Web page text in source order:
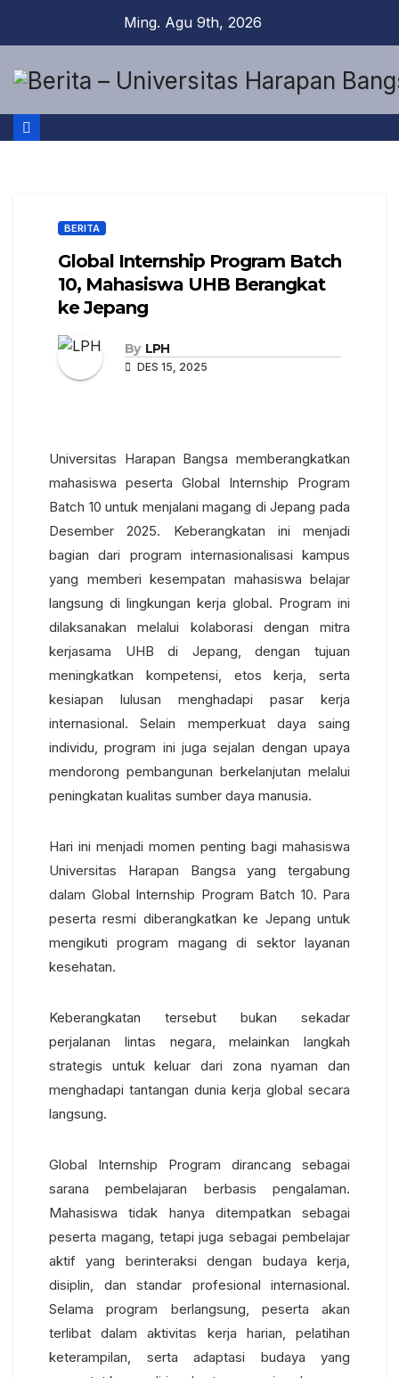
Ming. Agu 9th, 2026
BERITA
Global Internship Program Batch
10, Mahasiswa UHB Berangkat
ke Jepang
By LPH
DES 15, 2025
Universitas Harapan Bangsa memberangkatkan
mahasiswa peserta Global Internship Program
Batch 10 untuk menjalani magang di Jepang pada
Desember 2025. Keberangkatan ini menjadi
bagian dari program internasionalisasi kampus
yang memberi kesempatan mahasiswa belajar
langsung di lingkungan kerja global. Program ini
dilaksanakan melalui kolaborasi dengan mitra
kerjasama UHB di Jepang, dengan tujuan
meningkatkan kompetensi, etos kerja, serta
kesiapan lulusan menghadapi pasar kerja
internasional. Selain memperkuat daya saing
individu, program ini juga sejalan dengan upaya
mendorong pembangunan berkelanjutan melalui
peningkatan kualitas sumber daya manusia.
Hari ini menjadi momen penting bagi mahasiswa
Universitas Harapan Bangsa yang tergabung
dalam Global Internship Program Batch 10. Para
peserta resmi diberangkatkan ke Jepang untuk
mengikuti program magang di sektor layanan
kesehatan.
Keberangkatan tersebut bukan sekadar
perjalanan lintas negara, melainkan langkah
strategis untuk keluar dari zona nyaman dan
menghadapi tantangan dunia kerja global secara
langsung.
Global Internship Program dirancang sebagai
sarana pembelajaran berbasis pengalaman.
Mahasiswa tidak hanya ditempatkan sebagai
peserta magang, tetapi juga sebagai pembelajar
aktif yang berinteraksi dengan budaya kerja,
disiplin, dan standar profesional internasional.
Selama program berlangsung, peserta akan
terlibat dalam aktivitas kerja harian, pelatihan
keterampilan, serta adaptasi budaya yang